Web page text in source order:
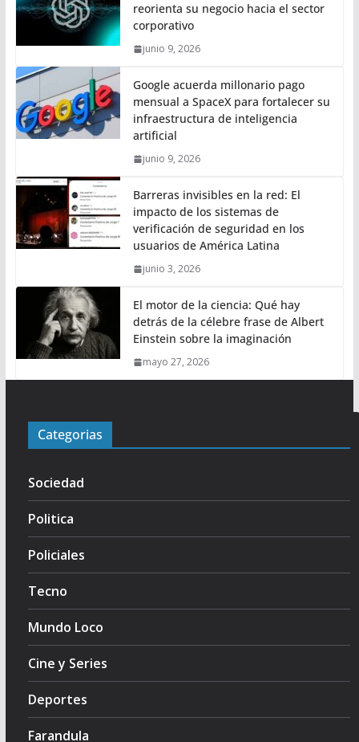
reorienta su negocio hacia el sector
corporativo
junio 9, 2026
Google acuerda millonario pago
mensual a SpaceX para fortalecer su
infraestructura de inteligencia
artificial
junio 9, 2026
Barreras invisibles en la red: El
impacto de los sistemas de
verificación de seguridad en los
usuarios de América Latina
junio 3, 2026
El motor de la ciencia: Qué hay
detrás de la célebre frase de Albert
Einstein sobre la imaginación
mayo 27, 2026
Categorias
Sociedad
Politica
Policiales
Tecno
Mundo Loco
Cine y Series
Deportes
Farandula